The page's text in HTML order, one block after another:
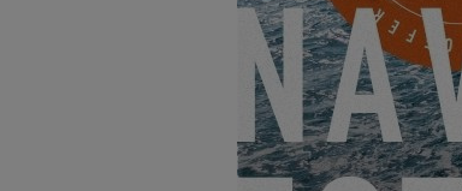
sensación de
obstáculos.
A través de esta
tema para
Descubra este
M
arco & Lizzy,